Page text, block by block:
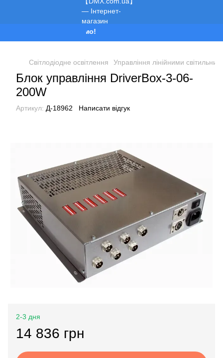
Світлодіодне освітлення Управління лінійними
Блок управління DriverBox-3-06-
200W
Артикул: Д-18962 Написати відгук
2-3 дня
14 836 грн